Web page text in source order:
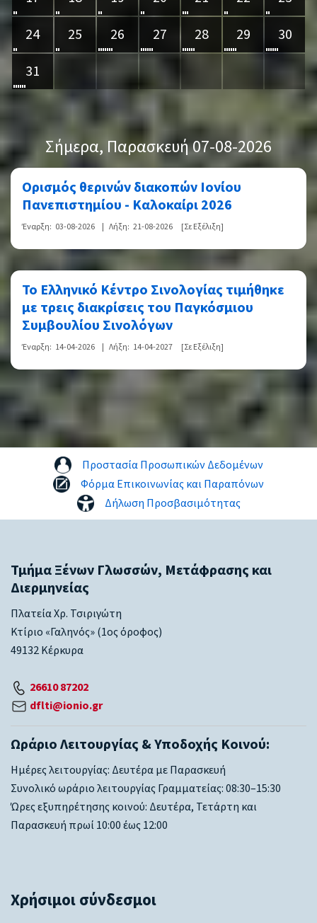
24
25 26 27 28 29
30
31
Σήμερα, Παρασκευή 07-08-2026
Ορισμός θερινών διακοπών Ιονίου
Πανεπιστημίου - Καλοκαίρι 2026
Έναρξη: 03-08-2026 | Λήξη: 21-08-2026 [Σε Εξέλιξη]
Το Ελληνικό Κέντρο Σινολογίας τιμήθηκε
με τρεις διακρίσεις του Παγκόσμιου
Συμβουλίου Σινολόγων
Έναρξη: 14-04-2026 | Λήξη: 14-04-2027 [Σε Εξέλιξη]
Προστασία Προσωπικών Δεδομένων
Φόρμα Επικοινωνίας και Παραπόνων
Δήλωση Προσβασιμότητας
Τμήμα Ξένων Γλωσσών, Μετάφρασης και
Διερμηνείας
Πλατεία Χρ. Τσιριγώτη
Κτίριο «Γαληνός» (1ος όροφος)
49132 Κέρκυρα
26610 87202
dflti@ionio.gr
Ωράριο Λειτουργίας & Υποδοχής Κοινού:
Ημέρες λειτουργίας: Δευτέρα με Παρασκευή
Συνολικό ωράριο λειτουργίας Γραμματείας: 08:30–15:30
Ώρες εξυπηρέτησης κοινού: Δευτέρα, Τετάρτη και
Παρασκευή πρωί 10:00 έως 12:00
Χρήσιμοι σύνδεσμοι